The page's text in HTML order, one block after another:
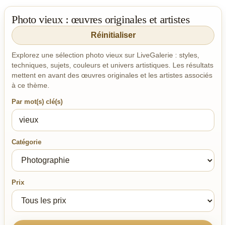
Photo vieux : œuvres originales et artistes
Réinitialiser
Explorez une sélection photo vieux sur LiveGalerie : styles,
techniques, sujets, couleurs et univers artistiques. Les résultats
mettent en avant des œuvres originales et les artistes associés
à ce thème.
Par mot(s) clé(s)
Catégorie
Prix